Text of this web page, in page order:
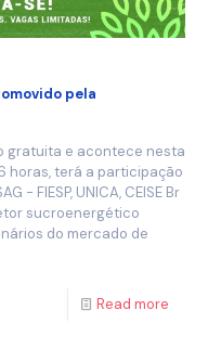
pela
gratuita e acontece nesta
horas, terá a participação
- FIESP, UNICA, CEISE Br
sucroenergético
do mercado de
Read more